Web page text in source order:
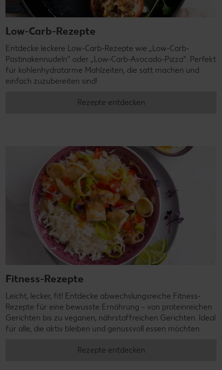
Low-Carb-Rezepte
Entdecke leckere Low-Carb-Rezepte wie „Low-Carb-
Pastinakennudeln" oder „Low-Carb-Avocado-Pizza". Perfekt
für kohlenhydratarme Mahlzeiten, die satt machen und
einfach zuzubereiten sind!
Rezepte entdecken
Fitness-Rezepte
Leicht, lecker, fit! Entdecke abwechslungsreiche Fitness-
Rezepte für eine bewusste Ernährung – von proteinreichen
Gerichten bis zu veganen, nährstoffreichen Gerichten. Ideal
für alle, die aktiv bleiben und genussvoll essen möchten.
Rezepte entdecken